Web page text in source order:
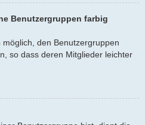
Benutzergruppen farbig
den Benutzergruppen
so dass deren Mitglieder leichter